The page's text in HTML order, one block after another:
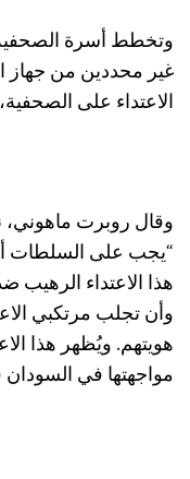
وتخطط أسرة
غير محددين من جهاز
الاعتداء على
وقال روبرت ماهوني،
“يجب على السلطات
هذا الاعتداء
وأن تجلب مرتكبي
هويتهم. ويُظهر هذا
مواجهتها في السودان